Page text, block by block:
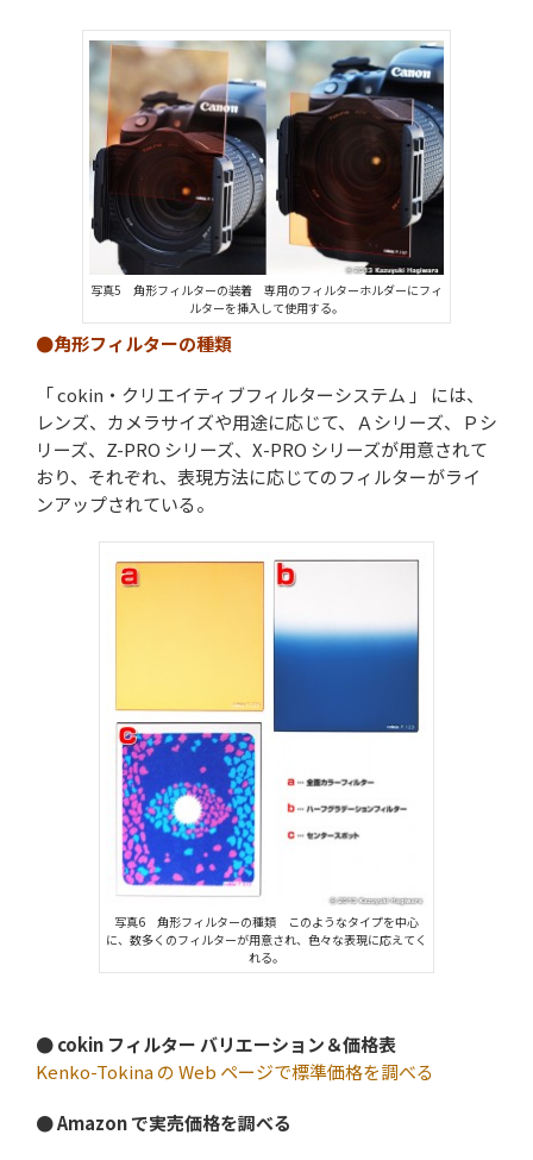
写真5 角形フィルターの装着 専用のフィルターホルダーにフィ
ルターを挿入して使用する。
●角形フィルターの種類
「 cokin・クリエイティブフィルターシステム 」 には、
レンズ、カメラサイズや用途に応じて、Ａシリーズ、Ｐシ
リーズ、Z-PRO シリーズ、X-PRO シリーズが用意されて
おり、それぞれ、表現方法に応じてのフィルターがライ
ンアップされている。
写真6 角形フィルターの種類 このようなタイプを中心
に、数多くのフィルターが用意され、色々な表現に応えてく
れる。
● cokin フィルター バリエーション＆価格表
Kenko-Tokina の Web ページで標準価格を調べる
● Amazon で実売価格を調べる